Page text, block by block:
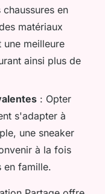
en
matériaux
une meilleure
ainsi plus de
: Opter
s'adapter à
une sneaker
à la fois
en famille.